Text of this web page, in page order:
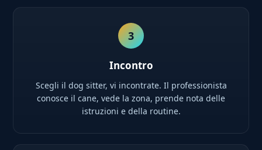
3
Incontro
Scegli il dog sitter, vi incontrate. Il professionista
conosce il cane, vede la zona, prende nota delle
istruzioni e della routine.